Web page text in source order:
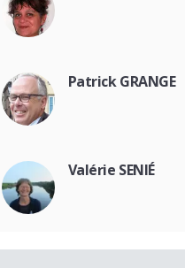
Patrick GRANGE
Valérie SENIÉ